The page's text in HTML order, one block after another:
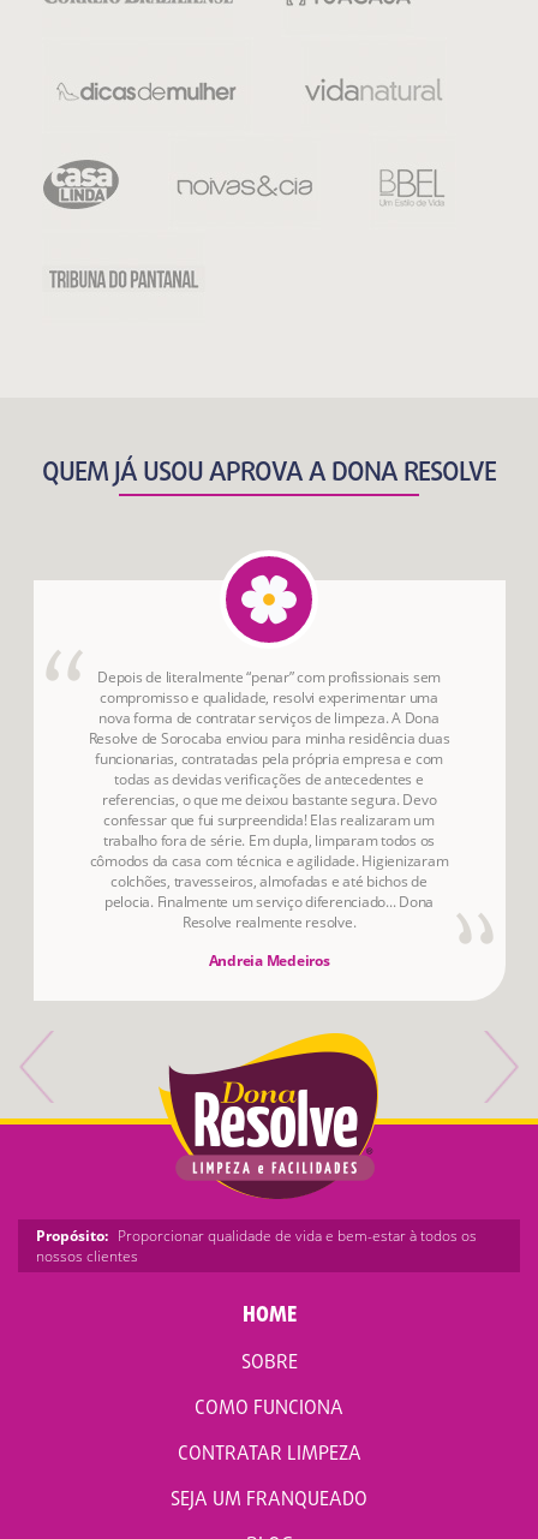
QUEM JÁ USOU APROVA A DONA RESOLVE
Depois de literalmente “penar” com profissionais sem
compromisso e qualidade, resolvi experimentar uma
nova forma de contratar serviços de limpeza. A Dona
Resolve de Sorocaba enviou para minha residência duas
funcionarias, contratadas pela própria empresa e com
todas as devidas verificações de antecedentes e
referencias, o que me deixou bastante segura. Devo
confessar que fui surpreendida! Elas realizaram um
trabalho fora de série. Em dupla, limparam todos os
cômodos da casa com técnica e agilidade. Higienizaram
colchões, travesseiros, almofadas e até bichos de
pelocia. Finalmente um serviço diferenciado... Dona
Resolve realmente resolve.
Andreia Medeiros
Propósito: Proporcionar qualidade de vida e bem-estar à todos os
nossos clientes
HOME
SOBRE
COMO FUNCIONA
CONTRATAR LIMPEZA
SEJA UM FRANQUEADO